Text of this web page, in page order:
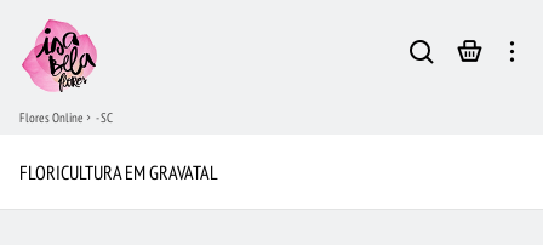
Flores Online - SC
FLORICULTURA EM GRAVATAL